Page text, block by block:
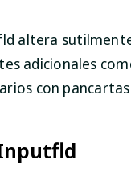
altera
adicionales
con